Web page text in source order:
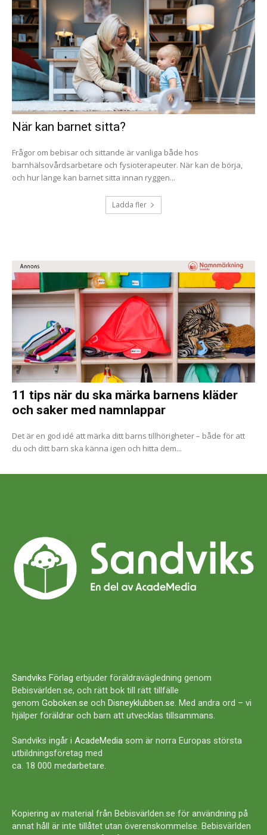
När kan barnet sitta?
Frågor om bebisar och sittande är vanliga både hos
barnhälsovårdsarbetare och fysioterapeuter. När kan de börja,
och hur länge kan barnet sitta innan ryggen...
Ladda fler
11 tips när du ska märka barnens kläder
och saker med namnlappar
Det är en god idé att märka ditt barns tillhörigheter – både för att
du och ditt barn ska känna igen och hitta dem...
Sandviks Förlag erbjuder föräldravägledning genom
Bebisvärlden.se, och rätt bok till rätt tillfälle
genom Goboken.se och Disneyklubben.se. Med andra ord – vi
hjälper föräldrar och barn att utvecklas tillsammans.
Sandviks ingår i AcadeMedia som är norra Europas största
utbildningsföretag med
ca. 18 000 medarbetare.
Kopiering av material från Bebisvärlden.se för användning på
annat håll är inte tillåtet utan överenskommelse. Bebisvärlden